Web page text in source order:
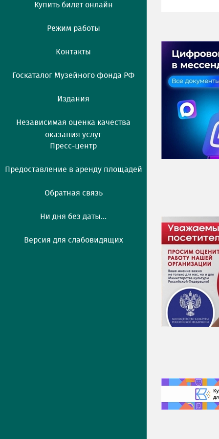
Купить билет онлайн
Режим работы
Контакты
Госкаталог Музейного фонда РФ
Издания
Независимая оценка качества
оказания услуг
Пресс-центр
Предоставление в аренду площадей
Обратная связь
Ни дня без даты...
Версия для слабовидящих